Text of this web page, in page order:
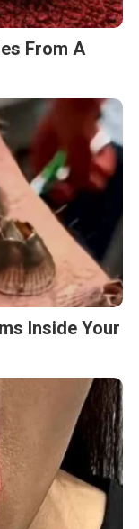
From A
Inside Your